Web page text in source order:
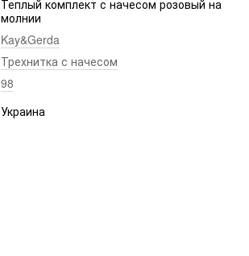
Теплый комплект с начесом розовый на
молнии
Kay&Gerda
Трехнитка с начесом
98
Украина